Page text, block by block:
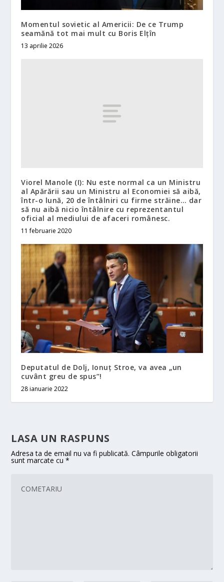
Momentul sovietic al Americii: De ce Trump
seamănă tot mai mult cu Boris Elțîn
13 aprilie 2026
Viorel Manole (I): Nu este normal ca un Ministru
al Apărării sau un Ministru al Economiei să aibă,
într-o lună, 20 de întâlniri cu firme străine… dar
să nu aibă nicio întâlnire cu reprezentantul
oficial al mediului de afaceri românesc.
11 februarie 2020
Deputatul de Dolj, Ionuţ Stroe, va avea „un
cuvânt greu de spus”!
28 ianuarie 2022
LASA UN RASPUNS
Adresa ta de email nu va fi publicată. Câmpurile obligatorii
sunt marcate cu*